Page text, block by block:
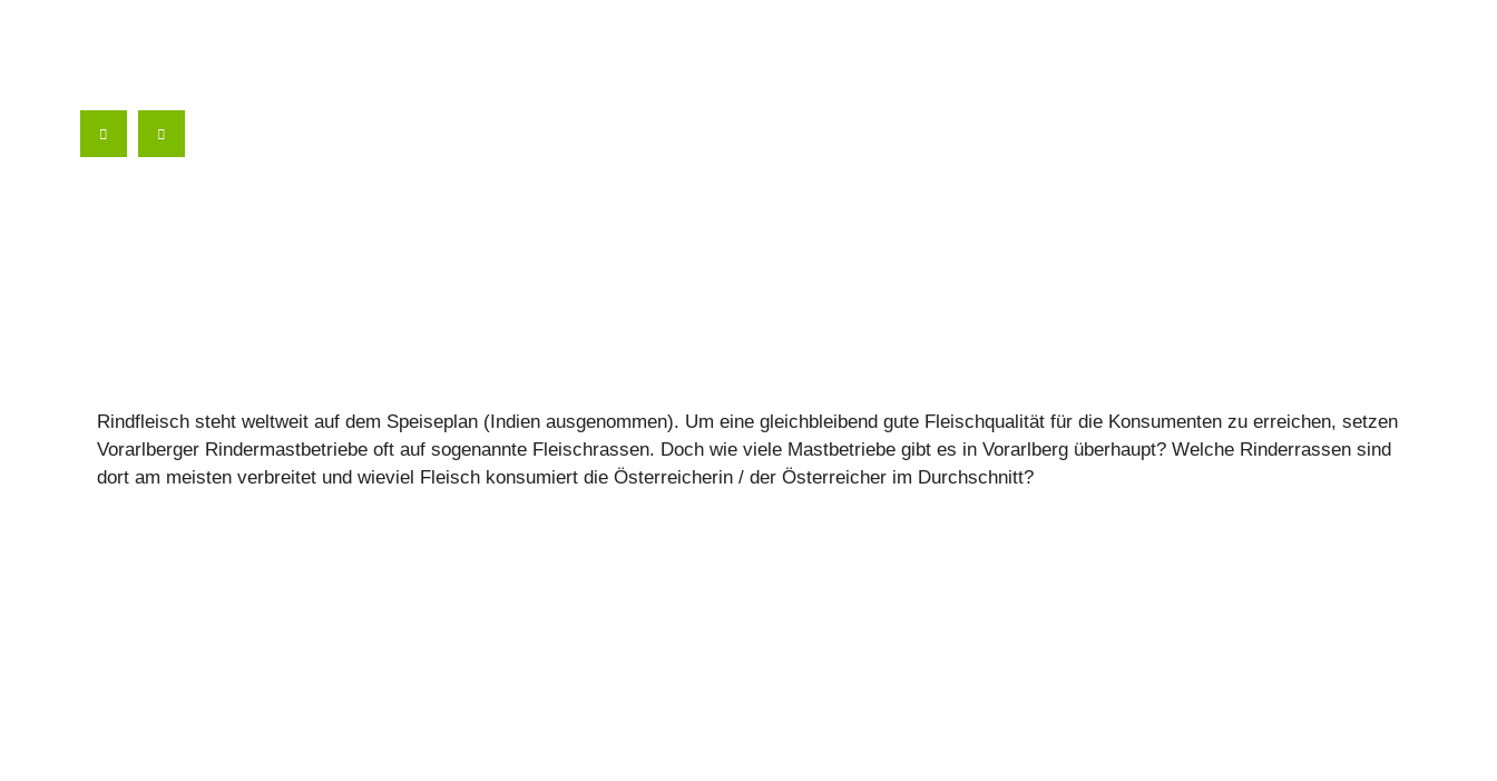
Rindfleisch steht weltweit auf dem Speiseplan (Indien ausgenommen). Um eine gleichbleibend gute Fleischqualität für die Konsumenten zu erreichen, setzen
Vorarlberger Rindermastbetriebe oft auf sogenannte Fleischrassen. Doch wie viele Mastbetriebe gibt es in Vorarlberg überhaupt? Welche Rinderrassen sind
dort am meisten verbreitet und wieviel Fleisch konsumiert die Österreicherin / der Österreicher im Durchschnitt?